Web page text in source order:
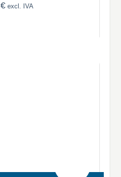
€excl. IVA